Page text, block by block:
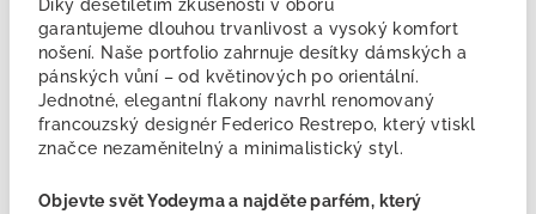
Díky desetiletím zkušeností v oboru
garantujeme dlouhou trvanlivost a vysoký komfort
nošení. Naše portfolio zahrnuje desítky dámských a
pánských vůní – od květinových po orientální.
Jednotné, elegantní flakony navrhl renomovaný
francouzský designér Federico Restrepo, který vtiskl
značce nezaměnitelný a minimalistický styl.
Objevte svět Yodeyma a najděteparfém, který